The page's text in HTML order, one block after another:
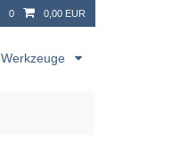
0 0,00 EUR
Werkzeuge